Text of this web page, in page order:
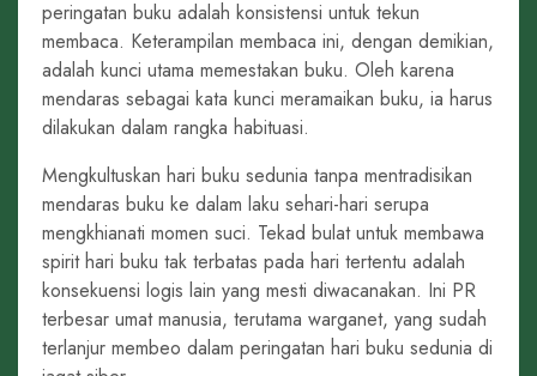
peringatan buku adalah konsistensi untuk tekun
membaca. Keterampilan membaca ini, dengan demikian,
adalah kunci utama memestakan buku. Oleh karena
mendaras sebagai kata kunci meramaikan buku, ia harus
dilakukan dalam rangka habituasi.
Mengkultuskan hari buku sedunia tanpa mentradisikan
mendaras buku ke dalam laku sehari-hari serupa
mengkhianati momen suci. Tekad bulat untuk membawa
spirit hari buku tak terbatas pada hari tertentu adalah
konsekuensi logis lain yang mesti diwacanakan. Ini PR
terbesar umat manusia, terutama warganet, yang sudah
terlanjur membeo dalam peringatan hari buku sedunia di